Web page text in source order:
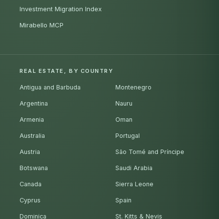
Investment Migration Index
Mirabello MCP
REAL ESTATE, BY COUNTRY
Antigua and Barbuda
Argentina
Armenia
Australia
Austria
Botswana
Canada
Cyprus
Dominica
Montenegro
Nauru
Oman
Portugal
São Tomé and Príncipe
Saudi Arabia
Sierra Leone
Spain
St. Kitts & Nevis